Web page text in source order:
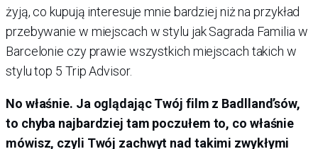
żyją, co kupują interesuje mnie bardziej niż na przykład
przebywanie w miejscach w stylu jak Sagrada Familia w
Barcelonie czy prawie wszystkich miejscach takich w
stylu top 5 Trip Advisor.
No właśnie. Ja oglądając Twój film z Badlland’sów,
to chyba najbardziej tam poczułem to, co właśnie
mówisz, czyli Twój zachwyt nad takimi zwykłymi